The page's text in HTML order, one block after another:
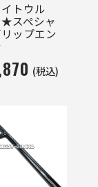
トウル
スペシャ
ップエン
(税込)